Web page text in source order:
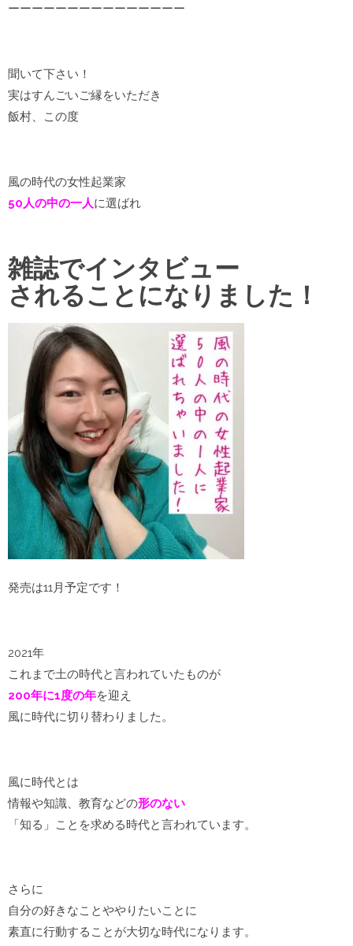
ーーーーーーーーーーーーーーー
聞いて下さい！
実はすんごいご縁をいただき
飯村、この度
風の時代の女性起業家
50人の中の一人に選ばれ
雑誌でインタビュー
されることになりました！
発売は11月予定です！
2021年
これまで土の時代と言われていたものが
200年に1度の年を迎え
風に時代に切り替わりました。
風に時代とは
情報や知識、教育などの形のない
「知る」ことを求める時代と言われています。
さらに
自分の好きなことややりたいことに
素直に行動することが大切な時代になります。